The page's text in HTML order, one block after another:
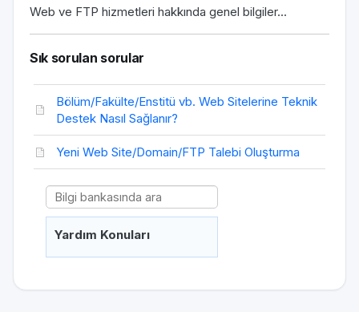
Web ve FTP hizmetleri hakkında genel bilgiler...
Sık sorulan sorular
Bölüm/Fakülte/Enstitü vb. Web Sitelerine Teknik
Destek Nasıl Sağlanır?
Yeni Web Site/Domain/FTP Talebi Oluşturma
Yardım Konuları